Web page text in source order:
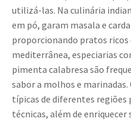
utilizá-las. Na culinária
em pó, garam masala e
proporcionando pratos ricos
mediterrânea, especiarias
pimenta calabresa são
sabor a molhos e marinadas.
típicas de diferentes regiões
técnicas, além de